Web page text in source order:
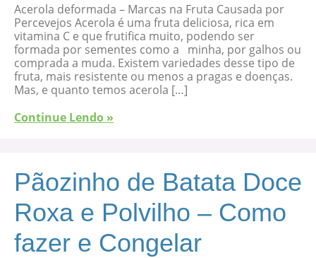
Acerola deformada – Marcas na Fruta Causada por
Percevejos Acerola é uma fruta deliciosa, rica em
vitamina C e que frutifica muito, podendo ser
formada por sementes como a minha, por galhos ou
comprada a muda. Existem variedades desse tipo de
fruta, mais resistente ou menos a pragas e doenças.
Mas, e quanto temos acerola […]
Continue Lendo »
Pãozinho de Batata Doce
Roxa e Polvilho – Como
fazer e Congelar